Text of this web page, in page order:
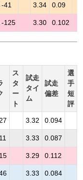
-41 3.34 0.09
-125 3.30 0.102
ス
タ
ー
ト
試走
タイ
ム
試走
偏差
選
手
短
評
3.32 0.094
3.33 0.087
3.29 0.112
3.33 0.084